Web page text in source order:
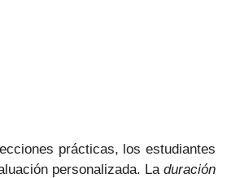
prácticas, los estudiantes
personalizada. La duración